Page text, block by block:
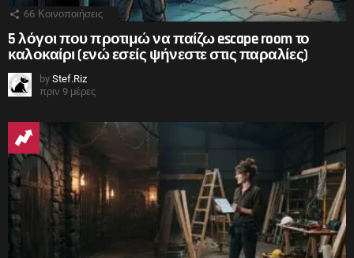
66 Κοινοποιήσεις
5 λόγοι που προτιμώ να παίζω escape room το
καλοκαίρι (ενώ εσείς ψήνεστε στις παραλίες)
by Stef.Riz
πριν 9 μέρες